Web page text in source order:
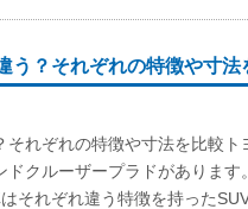
う？それぞれの特徴や寸法
れぞれの特徴や寸法を比較ト
クルーザープラドがあります
それぞれ違う特徴を持ったSUV